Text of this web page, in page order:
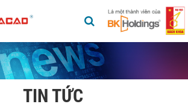
TIN TỨC